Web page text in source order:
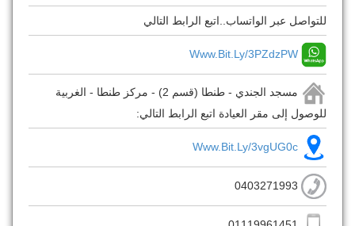
للتواصل عبر الواتساب..اتبع الرابط التالي
Www.bit.ly/3PZdzPW
مسجد الجندي - طنطا (قسم 2) - مركز طنطا - الغربية
للوصول إلى مقر العيادة اتبع الرابط التالي:
Www.bit.ly/3vgUG0c